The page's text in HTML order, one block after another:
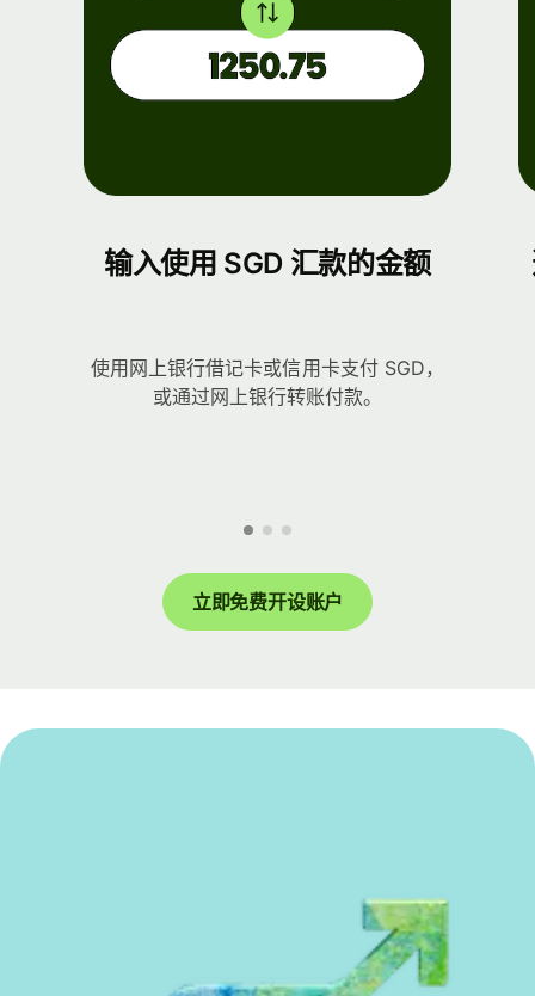
输入使用 SGD 汇款的金额
使用网上银行借记卡或信用卡支付 SGD，
或通过网上银行转账付款。
立即免费开设账户